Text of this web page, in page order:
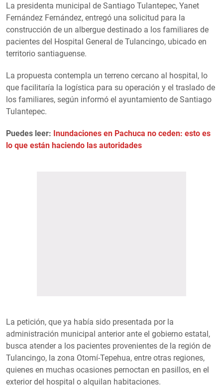
La presidenta municipal de Santiago Tulantepec, Yanet
Fernández Fernández, entregó una solicitud para la
construcción de un albergue destinado a los familiares de
pacientes del Hospital General de Tulancingo, ubicado en
territorio santiaguense.
La propuesta contempla un terreno cercano al hospital, lo
que facilitaría la logística para su operación y el traslado de
los familiares, según informó el ayuntamiento de Santiago
Tulantepec.
Puedes leer: Inundaciones en Pachuca no ceden: esto es
lo que están haciendo las autoridades
La petición, que ya había sido presentada por la
administración municipal anterior ante el gobierno estatal,
busca atender a los pacientes provenientes de la región de
Tulancingo, la zona Otomí-Tepehua, entre otras regiones,
quienes en muchas ocasiones pernoctan en pasillos, en el
exterior del hospital o alquilan habitaciones.